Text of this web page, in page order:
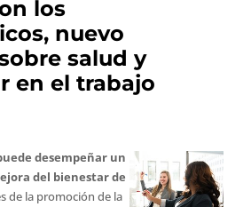
los
nuevo
salud y
en el trabajo
desempeñar un
del bienestar de
de la promoción de la